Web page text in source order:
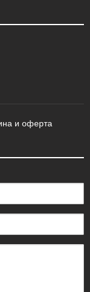
и оферта